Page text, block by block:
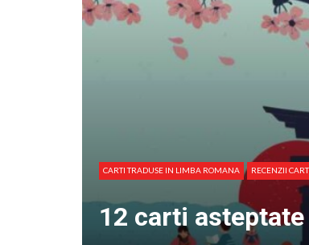
CARTI TRADUSE IN LIMBA ROMANA RECENZII
12 carti